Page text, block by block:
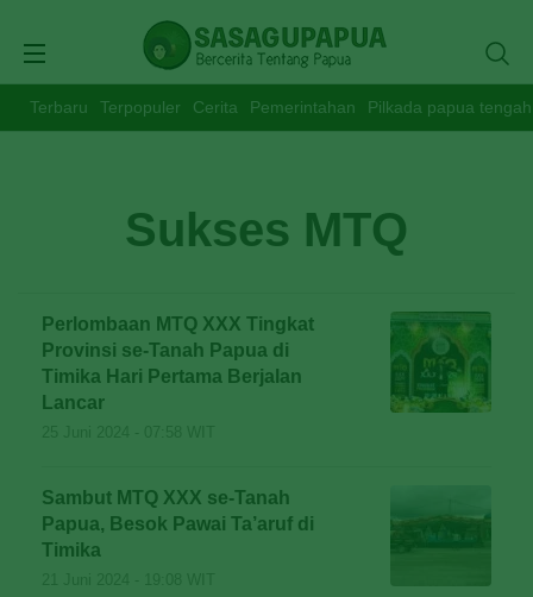
Terbaru Terpopuler Cerita Pemerintahan Pilkada papua tengah
Sukses MTQ
Perlombaan MTQ XXX Tingkat
Provinsi se-Tanah Papua di
Timika Hari Pertama Berjalan
Lancar
Sambut MTQ XXX se-Tanah
Papua, Besok Pawai Ta’aruf di
Timika